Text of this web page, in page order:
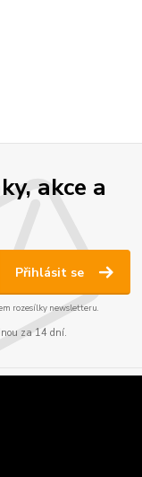
akce a
Přihlásit se
rozesílky newsletteru.
za 14 dní.